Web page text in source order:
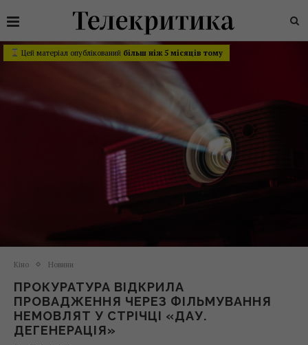
Цей матеріал опублікований більш ніж 5 місяців тому
Кіно Новини
ПРОКУРАТУРА ВІДКРИЛА
ПРОВАДЖЕННЯ ЧЕРЕЗ ФІЛЬМУВАННЯ
НЕМОВЛЯТ У СТРІЧЦІ «ДАУ.
ДЕГЕНЕРАЦІЯ»